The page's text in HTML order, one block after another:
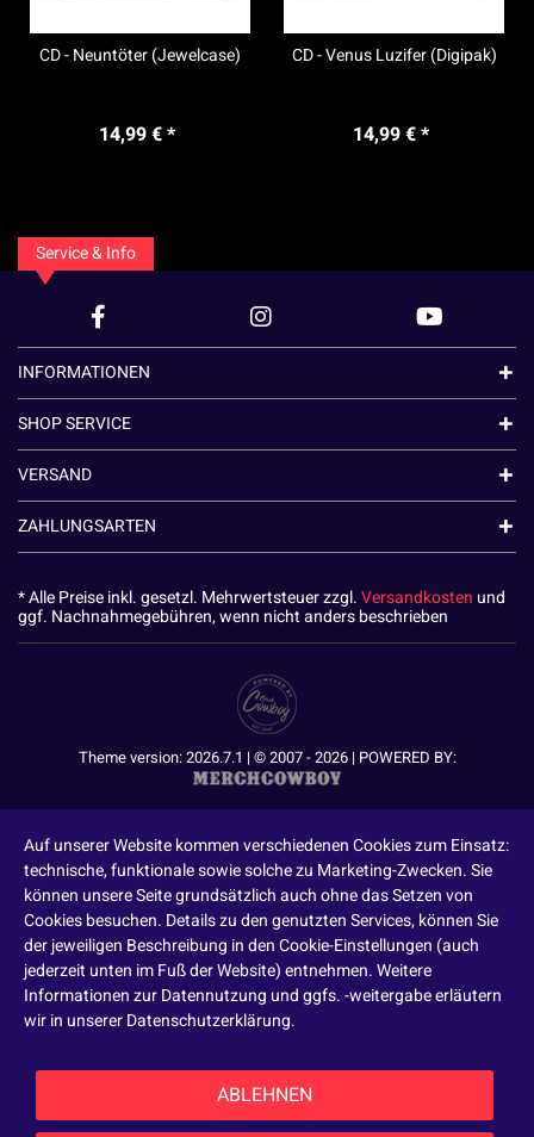
CD - Neuntöter (Jewelcase)
14,99 € *
CD - Venus Luzifer (Digipak)
14,99 € *
Service & Info
INFORMATIONEN
SHOP SERVICE
VERSAND
ZAHLUNGSARTEN
* Alle Preise inkl. gesetzl. Mehrwertsteuer zzgl.Versandkosten und
ggf. Nachnahmegebühren, wenn nicht anders beschrieben
Theme version: 2026.7.1 | © 2007 - 2026 | POWERED BY:
Auf unserer Website kommen verschiedenen Cookies zum Einsatz:
technische, funktionale sowie solche zu Marketing-Zwecken. Sie
können unsere Seite grundsätzlich auch ohne das Setzen von
Cookies besuchen. Details zu den genutzten Services, können Sie
der jeweiligen Beschreibung in den Cookie-Einstellungen (auch
jederzeit unten im Fuß der Website) entnehmen. Weitere
Informationen zur Datennutzung und ggfs. -weitergabe erläutern
wir in unserer Datenschutzerklärung.
ABLEHNEN